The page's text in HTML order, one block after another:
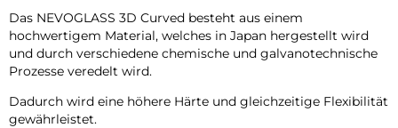
Das NEVOGLASS 3D Curved besteht aus einem
hochwertigem Material, welches in Japan hergestellt wird
und durch verschiedene chemische und galvanotechnische
Prozesse veredelt wird.
Dadurch wird eine höhere Härte und gleichzeitige Flexibilität
gewährleistet.